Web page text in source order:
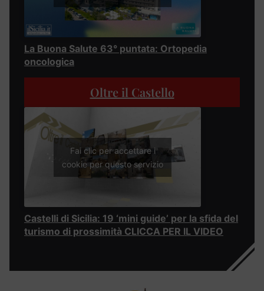
La Buona Salute 63° puntata: Ortopedia
oncologica
Oltre il Castello
Fai clic per accettare i
cookie per questo servizio
Castelli di Sicilia: 19 ‘mini guide’ per la sfida del
turismo di prossimità CLICCA PER IL VIDEO